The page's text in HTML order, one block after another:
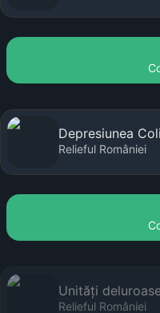
Depresiunea
Relieful României
Unități
Relieful României